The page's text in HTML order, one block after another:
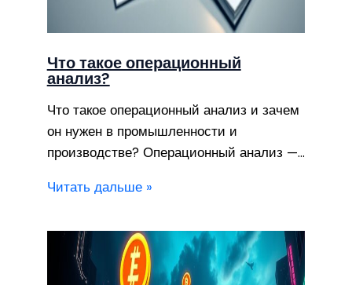
Что такое операционный
анализ?
Что такое операционный анализ и зачем
он нужен в промышленности и
производстве? Операционный анализ —…
Читать дальше »